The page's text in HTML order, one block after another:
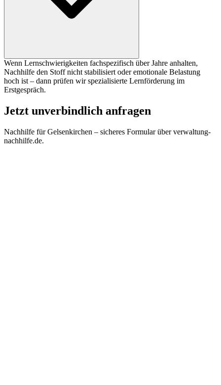
Wenn Lernschwierigkeiten fachspezifisch über Jahre anhalten,
Nachhilfe den Stoff nicht stabilisiert oder emotionale Belastung
hoch ist – dann prüfen wir spezialisierte Lernförderung im
Erstgespräch.
Jetzt unverbindlich anfragen
Nachhilfe fürGelsenkirchen – sicheres Formular über verwaltung-
nachhilfe.de.